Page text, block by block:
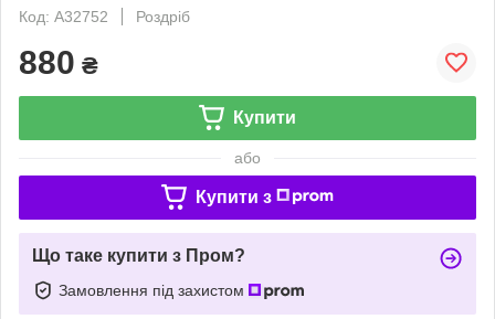
Код: A32752
Роздріб
880 ₴
Купити
або
Купити з
Що таке купити з Пром?
Замовлення під захистом